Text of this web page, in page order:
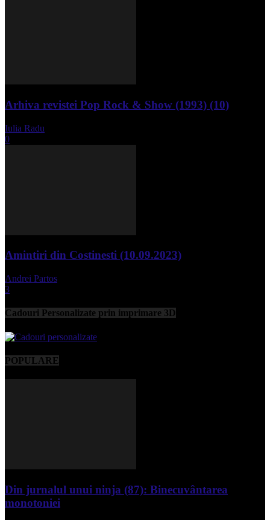
Arhiva revistei Pop Rock & Show (1993) (10)
Iulia Radu
0
Amintiri din Costinesti (10.09.2023)
Andrei Partos
3
Cadouri Personalizate prin imprimare 3D
POPULARE
Din jurnalul unui ninja (87): Binecuvântarea
monotoniei